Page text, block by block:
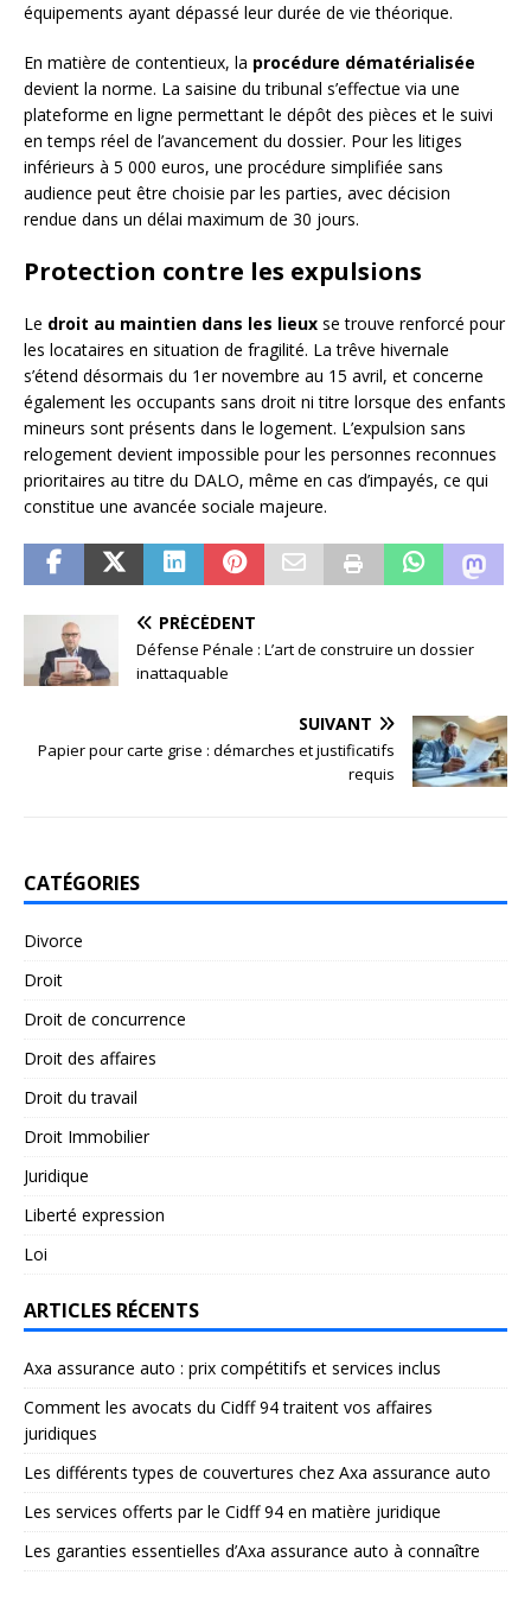
équipements ayant dépassé leur durée de vie théorique.
En matière de contentieux, la procédure dématérialisée
devient la norme. La saisine du tribunal s’effectue via une
plateforme en ligne permettant le dépôt des pièces et le suivi
en temps réel de l’avancement du dossier. Pour les litiges
inférieurs à 5 000 euros, une procédure simplifiée sans
audience peut être choisie par les parties, avec décision
rendue dans un délai maximum de 30 jours.
Protection contre les expulsions
Le droit au maintien dans les lieux se trouve renforcé pour
les locataires en situation de fragilité. La trêve hivernale
s’étend désormais du 1er novembre au 15 avril, et concerne
également les occupants sans droit ni titre lorsque des enfants
mineurs sont présents dans le logement. L’expulsion sans
relogement devient impossible pour les personnes reconnues
prioritaires au titre du DALO, même en cas d’impayés, ce qui
constitue une avancée sociale majeure.
PRÉCÉDENT
Défense Pénale : L’art de construire un dossier
inattaquable
SUIVANT
Papier pour carte grise : démarches et justificatifs
requis
CATÉGORIES
Divorce
Droit
Droit de concurrence
Droit des affaires
Droit du travail
Droit Immobilier
Juridique
Liberté expression
Loi
ARTICLES RÉCENTS
Axa assurance auto : prix compétitifs et services inclus
Comment les avocats du Cidff 94 traitent vos affaires
juridiques
Les différents types de couvertures chez Axa assurance auto
Les services offerts par le Cidff 94 en matière juridique
Les garanties essentielles d’Axa assurance auto à connaître